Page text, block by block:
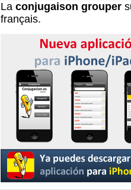
La conjugaison grouper
français.